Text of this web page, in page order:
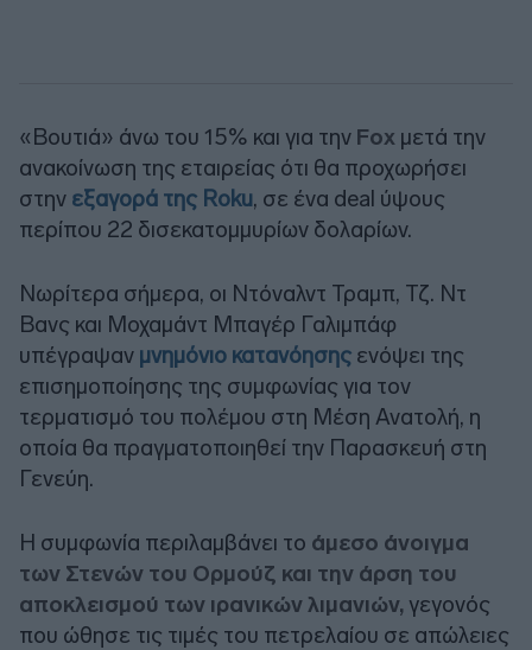
«Βουτιά» άνω του 15% και για την Fox μετά την
ανακοίνωση της εταιρείας ότι θα προχωρήσει
στην εξαγορά της Roku, σε ένα deal ύψους
περίπου 22 δισεκατομμυρίων δολαρίων.
Νωρίτερα σήμερα, οι Ντόναλντ Τραμπ, Τζ. Ντ
Βανς και Μοχαμάντ Μπαγέρ Γαλιμπάφ
υπέγραψαν μνημόνιο κατανόησης ενόψει της
επισημοποίησης της συμφωνίας για τον
τερματισμό του πολέμου στη Μέση Ανατολή, η
οποία θα πραγματοποιηθεί την Παρασκευή στη
Γενεύη.
Η συμφωνία περιλαμβάνει το άμεσο άνοιγμα
των Στενών του Ορμούζ και την άρση του
αποκλεισμού των ιρανικών λιμανιών, γεγονός
που ώθησε τις τιμές του πετρελαίου σε απώλειες